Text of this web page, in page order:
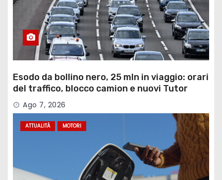
Esodo da bollino nero, 25 mln in viaggio: orari
del traffico, blocco camion e nuovi Tutor
Ago 7, 2026
ATTUALITÀ MOTORI